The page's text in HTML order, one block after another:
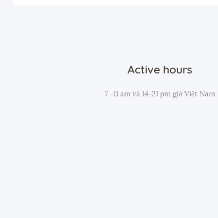
Active hours
7 -11 am và 14-21 pm giờ Việt Nam